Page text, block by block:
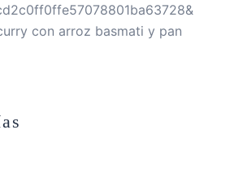
con arroz basmati y pan